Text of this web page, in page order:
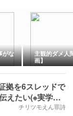
がな 主観的ダメ人
画】
拠を6スレッドで
えたい(※実学
チリツモえん罪詩